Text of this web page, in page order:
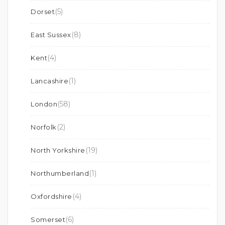
Dorset(5)
East Sussex(8)
Kent(4)
Lancashire(1)
London(58)
Norfolk (2)
North Yorkshire (19)
Northumberland(1)
Oxfordshire (4)
Somerset(6)